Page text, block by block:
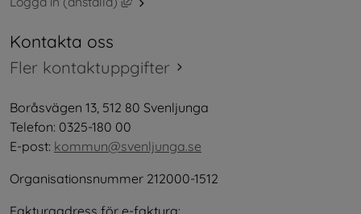
Kontakta oss
Fler kontaktuppgifter
Boråsvägen 13, 512 80 Svenljunga
Telefon: 0325-180 00
E-post: kommun@svenljunga.se
Organisationsnummer 212000-1512
Fakturaadress för e-faktura: